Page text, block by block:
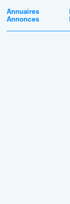
Annuaires
Annonces